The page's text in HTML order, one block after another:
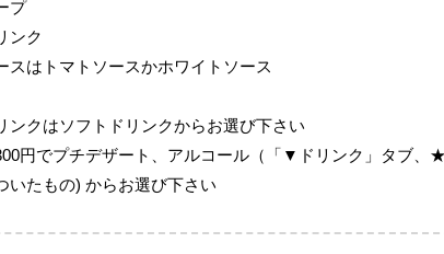
プ
ンク
スはトマトソースかホワイトソース
ンクはソフトドリンクからお選び下さい
円でプチデザート、アルコール（「▼ドリンク」タブ、★
いたもの) からお選び下さい